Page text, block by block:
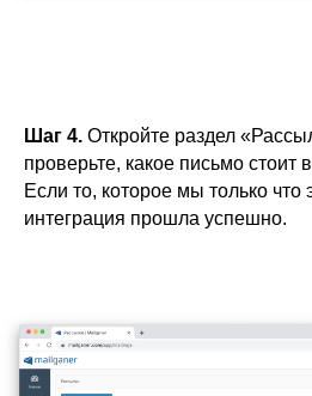
Шаг 4. Откройте раздел
проверьте, какое письмо стоит
Если то, которое мы только
интеграция прошла успешно.